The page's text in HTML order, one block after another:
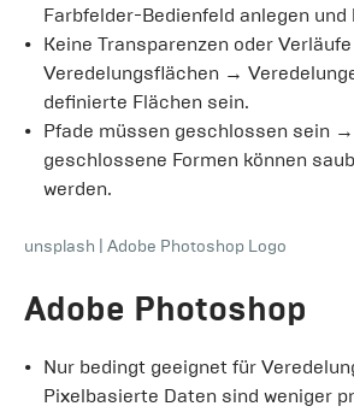
Farbfelder-Bedienfeld anlegen und
Keine Transparenzen oder
Veredelungsflächen →
definierte Flächen sein.
Pfade müssen geschlossen sein
geschlossene Formen können
werden.
unsplash Adobe Photoshop Logo
Adobe Photoshop
Nur bedingt geeignet für
Pixelbasierte Daten sind weniger